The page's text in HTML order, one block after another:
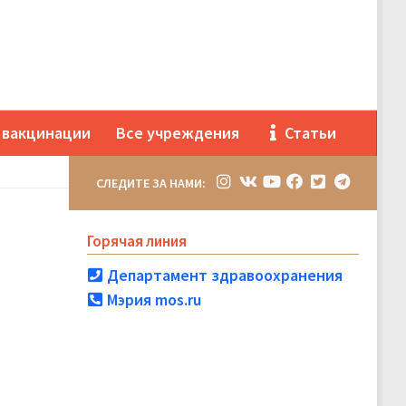
Все учреждения Статьи
СЛЕДИТЕ ЗА НАМИ:
Горячая линия
Департамент здравоохранения
Мэрия mos.ru